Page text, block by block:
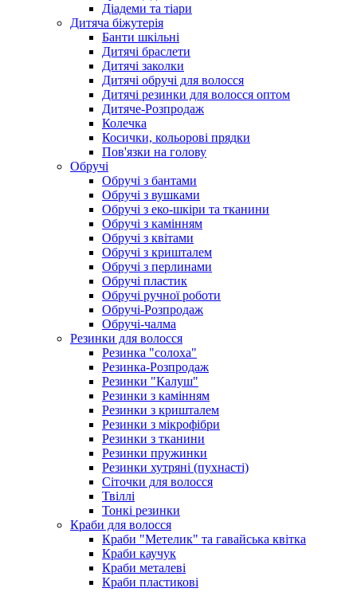
Діадеми та тіари
Дитяча біжутерія
Банти шкільні
Дитячі браслети
Дитячі заколки
Дитячі обручі для волосся
Дитячі резинки для волосся оптом
Дитяче-Розпродаж
Колечка
Косички, кольорові прядки
Пов'язки на голову
Обручі
Обручі з бантами
Обручі з вушками
Обручі з еко-шкіри та тканини
Обручі з камінням
Обручі з квітами
Обручі з кришталем
Обручі з перлинами
Обручі пластик
Обручі ручної роботи
Обручі-Розпродаж
Обручі-чалма
Резинки для волосся
Резинка "солоха"
Резинка-Розпродаж
Резинки "Калуш"
Резинки з камінням
Резинки з кришталем
Резинки з мікрофібри
Резинки з тканини
Резинки пружинки
Резинки хутряні (пухнасті)
Сіточки для волосся
Твіллі
Тонкі резинки
Краби для волосся
Краби "Метелик" та гавайська квітка
Краби каучук
Краби металеві
Краби пластикові